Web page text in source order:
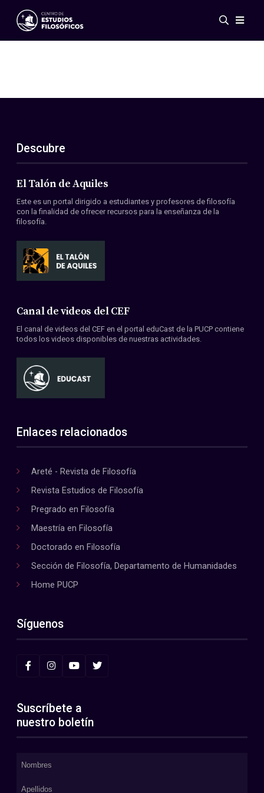
Eventos
ES
EN
Acerca de nosotros
Miembros
Convenios
Descubre
El Talón de Aquiles
Este es un portal dirigido a estudiantes y profesores de filosofía
con la finalidad de ofrecer recursos para la enseñanza de la
filosofía.
Canal de videos del CEF
El canal de videos del CEF en el portal eduCast de la PUCP contiene
todos los videos disponibles de nuestras actividades.
Enlaces relacionados
Areté - Revista de Filosofía
Revista Estudios de Filosofía
Pregrado en Filosofía
Maestría en Filosofía
Doctorado en Filosofía
Sección de Filosofía, Departamento de Humanidades
Home PUCP
Síguenos
Suscríbete a
nuestro boletín